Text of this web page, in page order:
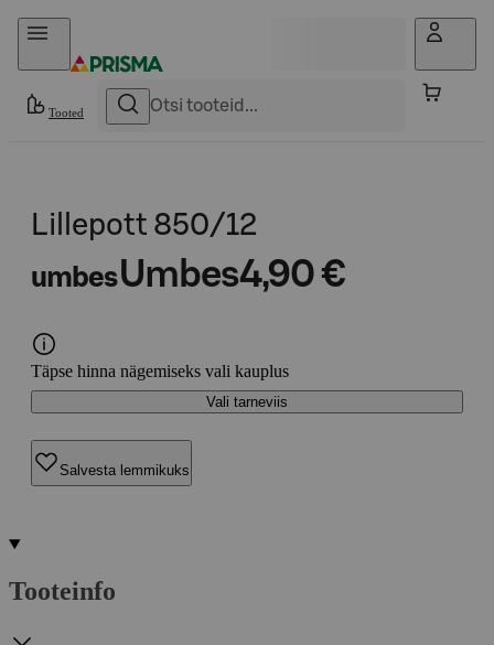
Otse sisu juurde
Tooted
Lillepott 850/12
umbesUmbes4,90 €
Täpse hinna nägemiseks vali kauplus
Vali tarneviis
Salvesta lemmikuks
Tooteinfo